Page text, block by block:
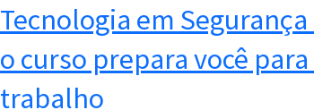
Tecnologia em
o curso prepara você
trabalho